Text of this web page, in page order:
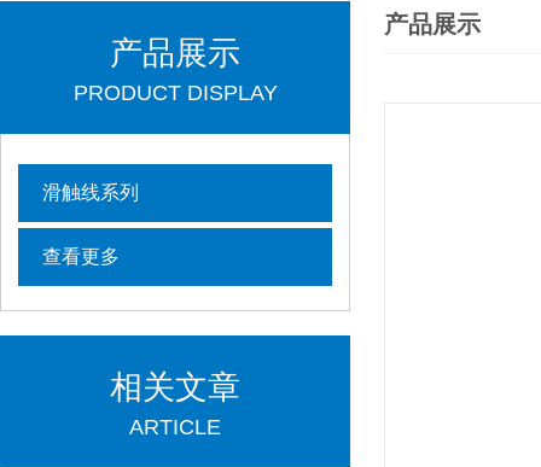
产品展示
PRODUCT DISPLAY
滑触线系列
查看更多
相关文章
ARTICLE
产品展示